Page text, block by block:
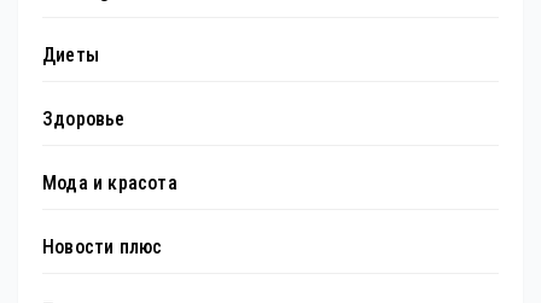
Диеты
Здоровье
Мода и красота
Новости плюс